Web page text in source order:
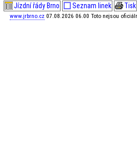
Jízdní řády Brno Seznam linek Tisk
www.jrbrno.cz 07.08.2026 06.00 Toto nejsou